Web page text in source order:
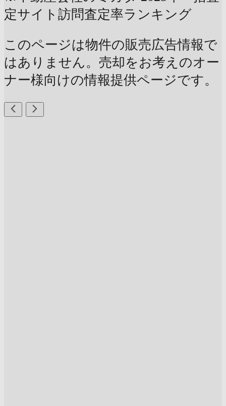
定サイト訪問査定率ランキング
このページは物件の販売広告情報で
はありません。売却をお考えのオー
ナー様向けの情報提供ページです。